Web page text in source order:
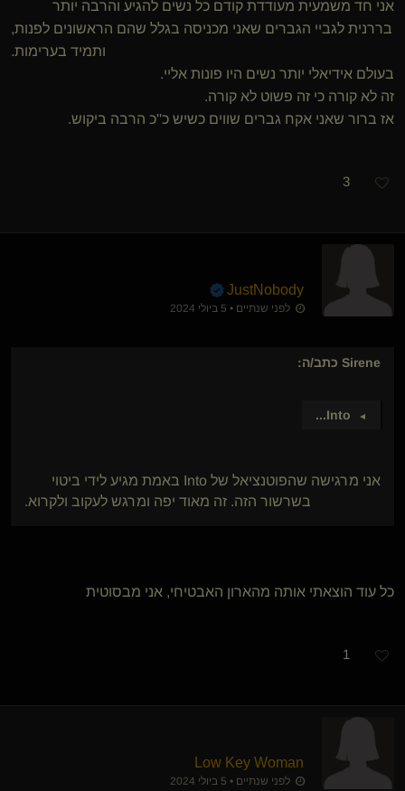
אני חד משמעית מעודדת קודם כל נשים להגיע והרבה יותר
בררנית לגביי הגברים שאני מכניסה בגלל שהם הראשונים לפנות,
ותמיד בערימות.
בעולם אידיאלי יותר נשים היו פונות אליי.
זה לא קורה כי זה פשוט לא קורה.
אז ברור שאני אקח גברים שווים כשיש כ''כ הרבה ביקוש.
3
JustNobody
לפני שנתיים • 5 ביולי 2024
Sirene כתב/ה:
►
Into
...
אני מרגישה שהפוטנציאל של Into באמת מגיע לידי ביטוי
בשרשור הזה. זה מאוד יפה ומרגש לעקוב ולקרוא.
כל עוד הוצאתי אותה מהארון האבטיחי, אני מבסוטית
1
Low Key Woman
לפני שנתיים • 5 ביולי 2024